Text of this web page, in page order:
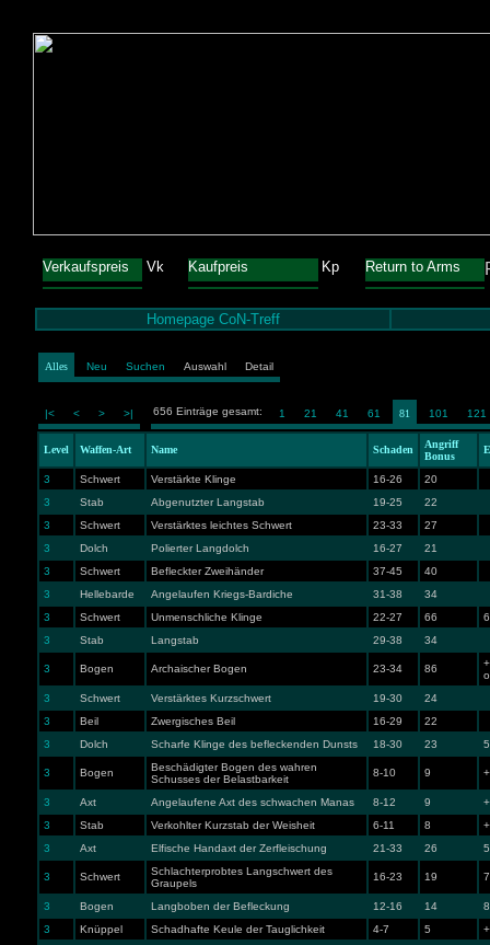
Verkaufspreis Vk Kaufpreis Kp Return to Arms
Homepage CoN-Treff
Alles Neu Suchen Auswahl Detail
|< < > >| 656 Einträge gesamt: 1 21 41 61 81 101 121
Level Waffen-Art Name Schaden
Angriff
Bonus
3 Schwert Verstärkte Klinge 16-26
20
3
Stab Abgenutzter Langstab 19-25
22
3
Schwert Verstärktes leichtes Schwert 23-33
27
3
Dolch Polierter Langdolch 16-27
21
3
Schwert Befleckter Zweihänder 37-45
40
3
Hellebarde Angelaufen Kriegs-Bardiche 31-38
34
3
Schwert Unmenschliche Klinge 22-27 66
3
Stab Langstab 29-38 34
3 Bogen Archaischer Bogen 23-34 86
3
Schwert Verstärktes Kurzschwert 19-30
24
3
Beil Zwergisches Beil 16-29
22
3
Dolch Scharfe Klinge des befleckenden Dunsts 18-30 23
3 Bogen
Beschädigter Bogen des wahren
Schusses der Belastbarkeit
8-10 9
3 Axt Angelaufene Axt des schwachen Manas 8-12 9
3
Stab Verkohlter Kurzstab der Weisheit 6-11 8
3
Axt Elfische Handaxt der Zerfleischung 21-33 26
3 Schwert
Schlachterprobtes Langschwert des
Graupels
16-23 19
3 Bogen Langboben der Befleckung 12-16 14
3
Knüppel Schadhafte Keule der Tauglichkeit 4-7 5